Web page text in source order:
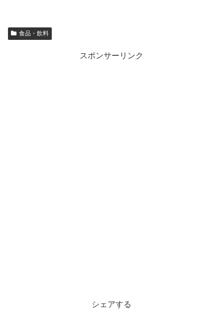
食品・飲料
スポンサーリンク
シェアする